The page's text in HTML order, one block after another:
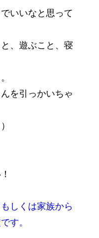
いいなと思って
、遊ぶこと、寝
を引っかいちゃ
しくは家族から
す。